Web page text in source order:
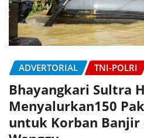
ADVERTORIAL TNI-POLRI
Bhayangkari Sultra
Menyalurkan150
untuk Korban Banjir